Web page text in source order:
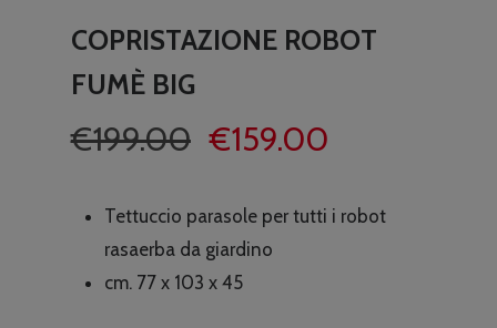
COPRISTAZIONE ROBOT
FUMÈ BIG
€199.00 Il
originale
era:
€199.00.
€159.00
attuale
Tettuccio parasole per tutti i robot
rasaerba da giardino
cm. 77 x 103 x 45